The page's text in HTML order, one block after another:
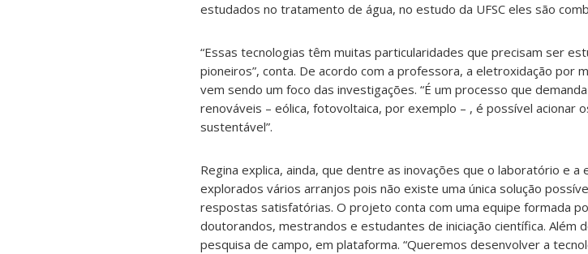
estudados no tratamento de água, no estudo da UFSC eles são
“Essas tecnologias têm muitas particularidades que precisam ser
pioneiros”, conta. De acordo com a professora, a eletroxidação por
vem sendo um foco das investigações. “É um processo que
renováveis – eólica, fotovoltaica, por exemplo – , é possível acionar
sustentável”.
Regina explica, ainda, que dentre as inovações que o laboratório e
explorados vários arranjos pois não existe uma única solução
respostas satisfatórias. O projeto conta com uma equipe formada
doutorandos, mestrandos e estudantes de iniciação científica. Além
pesquisa de campo, em plataforma. “Queremos desenvolver a